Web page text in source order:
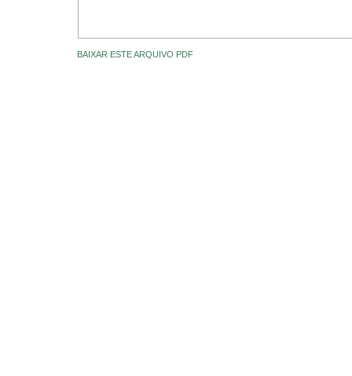
BAIXAR ESTE ARQUIVO PDF